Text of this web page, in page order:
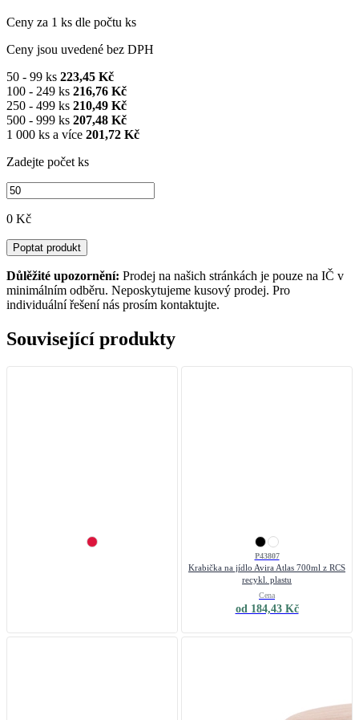
Ceny za 1 ks dle počtu ks
Ceny jsou uvedené bez DPH
50 - 99 ks 223,45 Kč
100 - 249 ks 216,76 Kč
250 - 499 ks 210,49 Kč
500 - 999 ks 207,48 Kč
1 000 ks a více 201,72 Kč
Zadejte počet ks
0 Kč
Poptat produkt
Důlěžité upozornění: Prodej na našich stránkách je pouze na IČ v
minimálním odběru. Neposkytujeme kusový prodej. Pro
individuální řešení nás prosím kontaktujte.
Související produkty
P43807
Krabička na jídlo Avira Atlas 700ml z RCS
recykl. plastu
Cena
od 184,43 Kč